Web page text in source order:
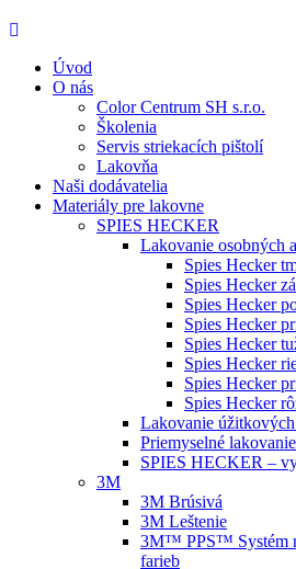
Úvod
O nás
Color Centrum SH s.r.o.
Školenia
Servis striekacích pištolí
Lakovňa
Naši dodávatelia
Materiály pre lakovne
SPIES HECKER
Lakovanie osobných
Spies Hecker
Spies Hecker
Spies Hecker
Spies Hecker
Spies Hecker
Spies Hecker
Spies Hecker
Spies Hecker
Lakovanie
Priemyselné lakovanie
SPIES HECKER –
3M
3M Brúsivá
3M Leštenie
3M™ PPS™ Systém
farieb